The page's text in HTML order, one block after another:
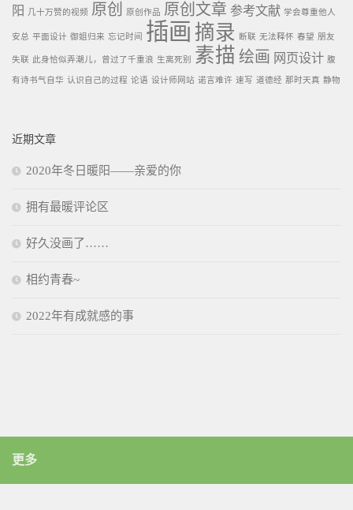
阳
几十万赞的视频 原创 原创作品 原创文章 参考文献 学会尊重他人
安总 平面设计 御姐归来 忘记时间 插画 摘录 断联 无法释怀 春望 朋友
失联 此身恰似弄潮儿，曾过了千重浪 生离死别 素描 绘画 网页设计 腹
有诗书气自华 认识自己的过程 论语 设计师网站 诺言难许 速写 道德经 那时天真 静物
近期文章
2020年冬日暖阳——亲爱的你
拥有最暖评论区
好久没画了……
相约青春~
2022年有成就感的事
更多